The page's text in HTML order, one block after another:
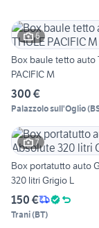
6
Box baule tetto auto
PACIFIC M
300 €
Palazzolo sull'Oglio(
7
Box portatutto auto
320 litri Grigio L
150 €
Trani(BT)